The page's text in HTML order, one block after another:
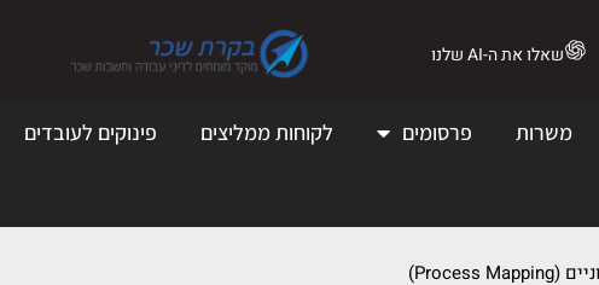
שאלו את ה-AI שלנו
משרות פרסומים לקוחות ממליצים פינוקים לעובדים